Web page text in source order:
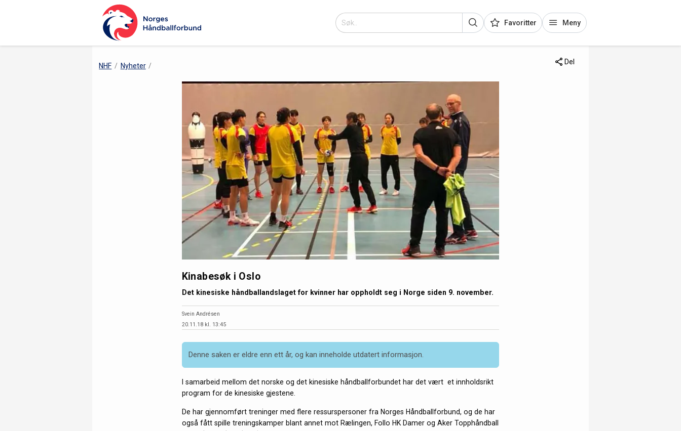
Favoritter Meny
NHF Nyheter Del
Kinabesøk i Oslo
Det kinesiske håndballandslaget for kvinner har oppholdt seg i Norge siden 9. november.
Svein Andrésen
20.11.18 kl. 13:45
Denne saken er eldre enn ett år, og kan inneholde utdatert informasjon.
I samarbeid mellom det norske og det kinesiske håndballforbundet har det vært et innholdsrikt
program for de kinesiske gjestene.
De har gjennomført treninger med flere ressurspersoner fra Norges Håndballforbund, og de har
også fått spille treningskamper blant annet mot Rælingen, Follo HK Damer og Aker Topphåndball